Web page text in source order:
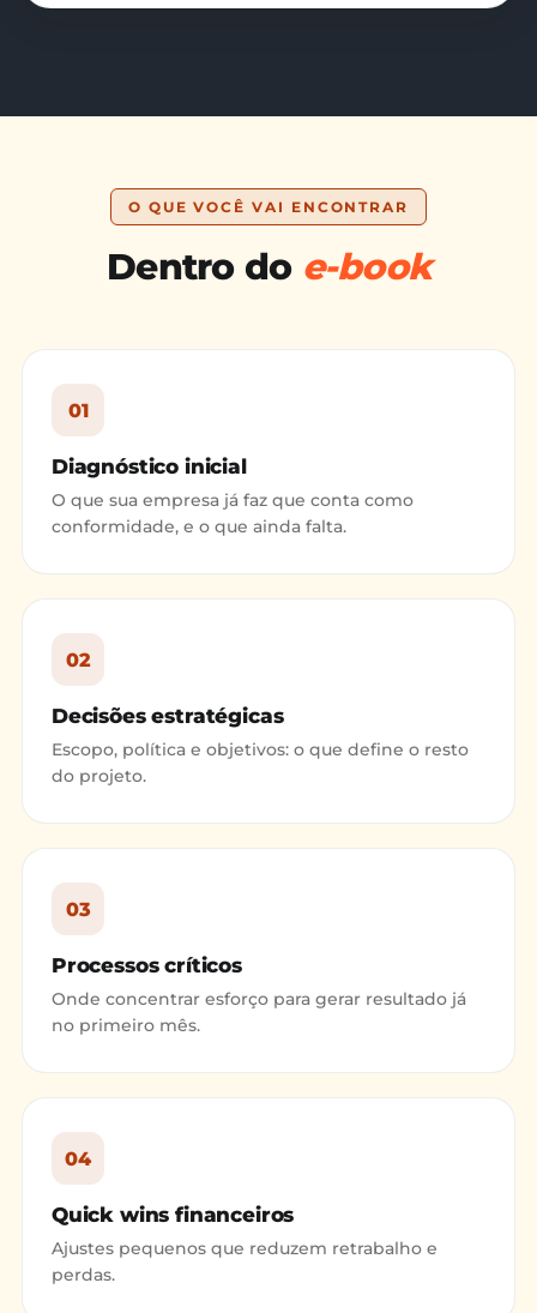
O QUE VOCÊ VAI ENCONTRAR
Dentro do e-book
01
Diagnóstico inicial
O que sua empresa já faz que conta como
conformidade, e o que ainda falta.
02
Decisões estratégicas
Escopo, política e objetivos: o que define o resto
do projeto.
03
Processos críticos
Onde concentrar esforço para gerar resultado já
no primeiro mês.
04
Quick wins financeiros
Ajustes pequenos que reduzem retrabalho e
perdas.